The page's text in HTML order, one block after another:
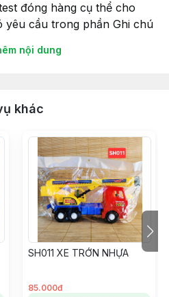
đóng hàng cụ thể cho
yêu cầu trong phần Ghi chú
đi, Shop sẽ lắp đầy đủ pin
cho Khách hàng của
như cam kết của Sàn
kỹ thông tin về Giao hàng
vụ Gói Quà Miễn Phí khi
mục đích tặng quà – Vui
có nhu cầu và cho Shop
luôn nhé.
#dochoibegai
#hoatoc #goiqua
nội dung
khác
SH011 XE TRỚN NHỰA
85.000đ